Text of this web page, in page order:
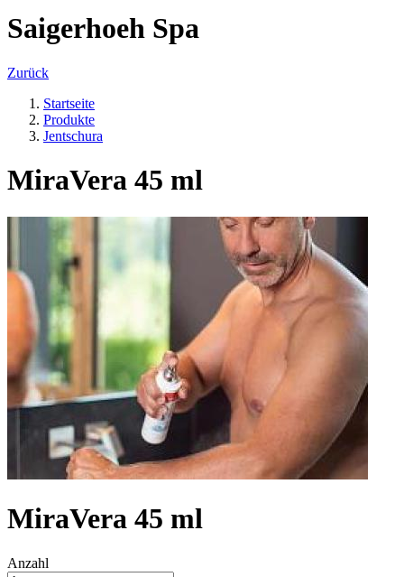
Saigerhoeh Spa
Zurück
Startseite
Produkte
Jentschura
MiraVera 45 ml
MiraVera 45 ml
Anzahl